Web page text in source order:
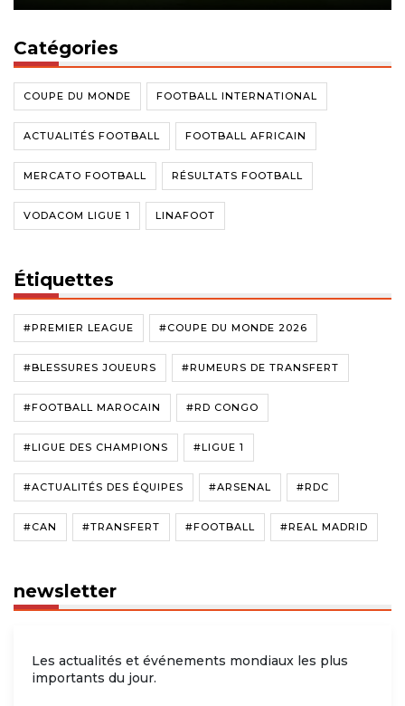
Catégories
COUPE DU MONDE FOOTBALL INTERNATIONAL
ACTUALITÉS FOOTBALL FOOTBALL AFRICAIN
MERCATO FOOTBALL RÉSULTATS FOOTBALL
VODACOM LIGUE 1 LINAFOOT
Étiquettes
#PREMIER LEAGUE #COUPE DU MONDE 2026
#BLESSURES JOUEURS #RUMEURS DE TRANSFERT
#FOOTBALL MAROCAIN #RD CONGO
#LIGUE DES CHAMPIONS #LIGUE 1
#ACTUALITÉS DES ÉQUIPES #ARSENAL #RDC
#CAN #TRANSFERT #FOOTBALL #REAL MADRID
newsletter
Les actualités et événements mondiaux les plus
importants du jour.